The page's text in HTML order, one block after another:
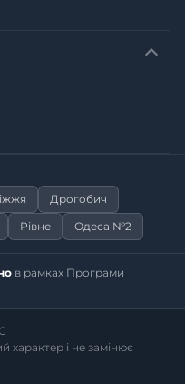
Дрогобич
Рівне Одеса №2
в рамках Програми
характер і не замінює